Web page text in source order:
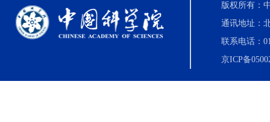
版权所有：
通讯地址：
联系电话：
京ICP备